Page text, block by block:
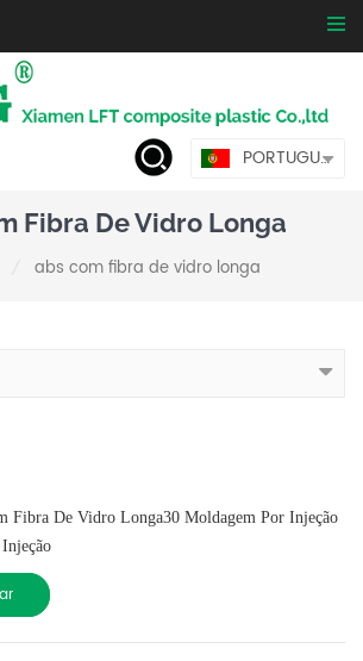
PORTUGUÊS
Fibra De Vidro Longa
abs com fibra de vidro longa
Fibra De Vidro Longa30 Moldagem Por Injeção